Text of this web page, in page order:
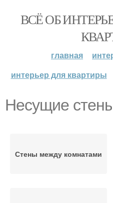
ВСЁ ОБ
главная
интерьер для квартиры
Несущие
Стены между комнатами